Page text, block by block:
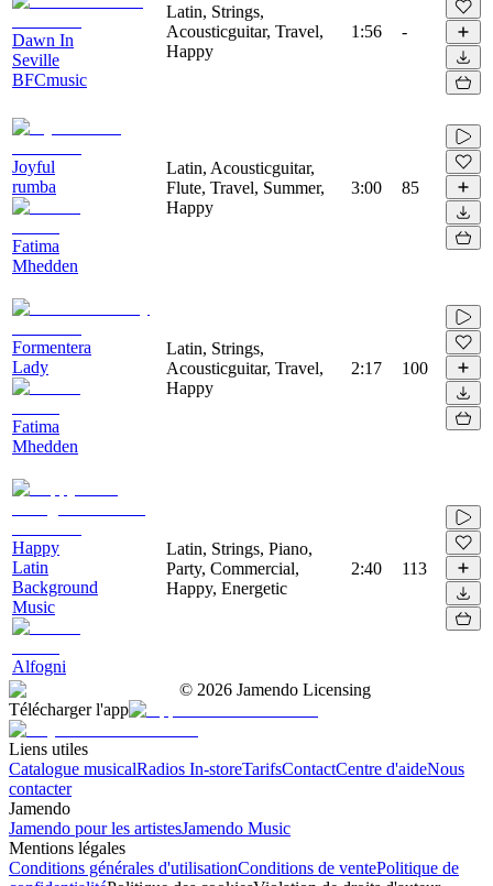
Dawn In
Seville
BFCmusic
Latin, Strings,
Acousticguitar, Travel,
Happy
1:56 -
Joyful
rumba
Fatima
Mhedden
Latin, Acousticguitar,
Flute, Travel, Summer,
Happy
3:00 85
Formentera
Lady
Fatima
Mhedden
Latin, Strings,
Acousticguitar, Travel,
Happy
2:17 100
Happy
Latin
Background
Music
Alfogni
Latin, Strings, Piano,
Party, Commercial,
Happy, Energetic
2:40 113
© 2026 Jamendo Licensing
Télécharger l'app
Liens utiles
Catalogue musicalRadios In-storeTarifsContactCentre d'aideNous
contacter
Jamendo
Jamendo pour les artistesJamendo Music
Mentions légales
Conditions générales d'utilisationConditions de ventePolitique de